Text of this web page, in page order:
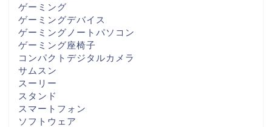
ゲーミング
ゲーミングデバイス
ゲーミングノートパソコン
ゲーミング座椅子
コンパクトデジタルカメラ
サムスン
スーリー
スタンド
スマートフォン
ソフトウェア